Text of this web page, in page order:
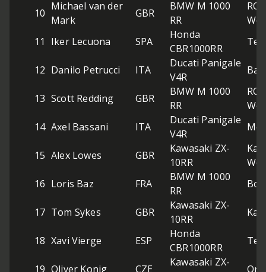
10
Michael van der
Mark
GBR
BMW M 1000
RR
11
Iker Lecuona SPA
Honda
CBR1000RR
12 Danilo Petrucci ITA
Ducati Panigale
V4R
13 Scott Redding GBR
BMW M 1000
RR
14 Axel Bassani ITA
Ducati Panigale
V4R
15 Alex Lowes GBR
Kawasaki ZX-
10RR
16 Loris Baz FRA
BMW M 1000
RR
17 Tom Sykes GBR
Kawasaki ZX-
10RR
18 Xavi Vierge ESP
Honda
CBR1000RR
19 Oliver Konig CZE
Kawasaki ZX-